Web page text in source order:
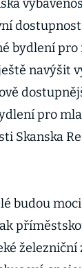
dostupnost
bydlení
navýšit
pro
Skanska
budou
železniční